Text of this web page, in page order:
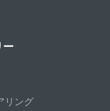
ー
リング